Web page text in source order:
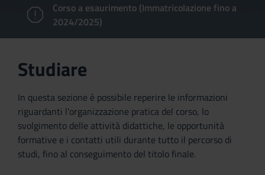
Corso a esaurimento (Immatricolazione fino a
2024/2025)
Studiare
In questa sezione è possibile reperire le informazioni
riguardanti l'organizzazione pratica del corso, lo
svolgimento delle attività didattiche, le opportunità
formative e i contatti utili durante tutto il percorso di
studi, fino al conseguimento del titolo finale.